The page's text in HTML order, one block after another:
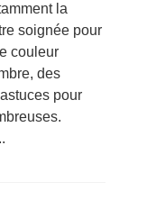
la
soignée pour
couleur
des
pour